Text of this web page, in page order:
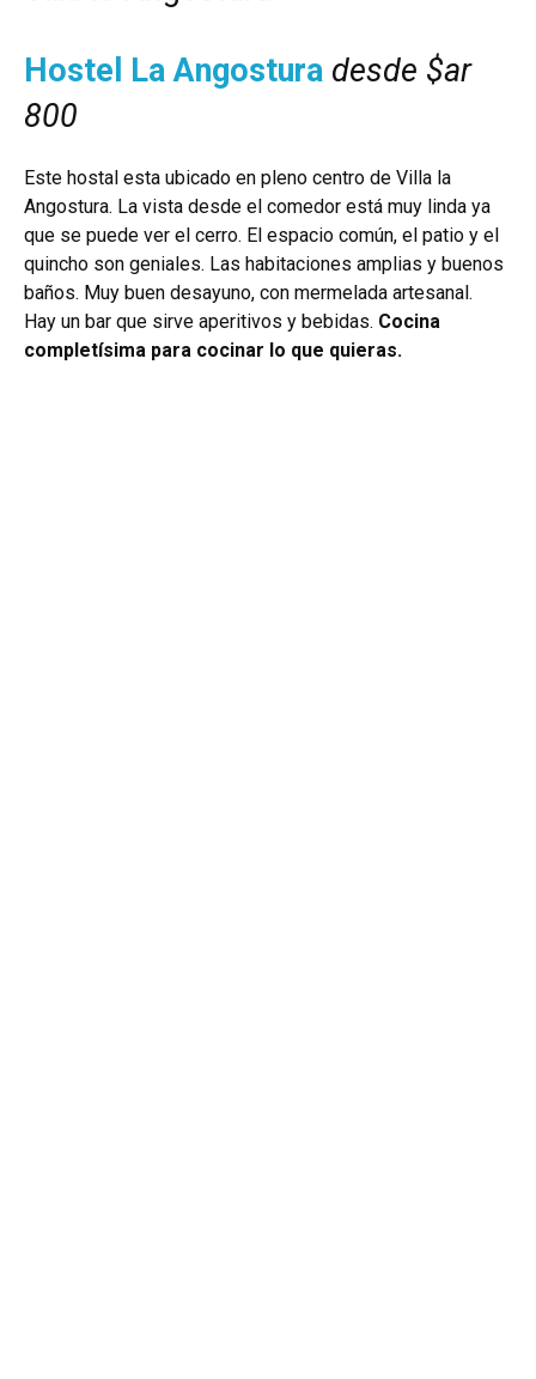
Hostel La Angostura desde $ar
800
Este hostal esta ubicado en pleno centro de Villa la
Angostura. La vista desde el comedor está muy linda ya
que se puede ver el cerro. El espacio común, el patio y el
quincho son geniales. Las habitaciones amplias y buenos
baños. Muy buen desayuno, con mermelada artesanal.
Hay un bar que sirve aperitivos y bebidas. Cocina
completísima para cocinar lo que quieras.